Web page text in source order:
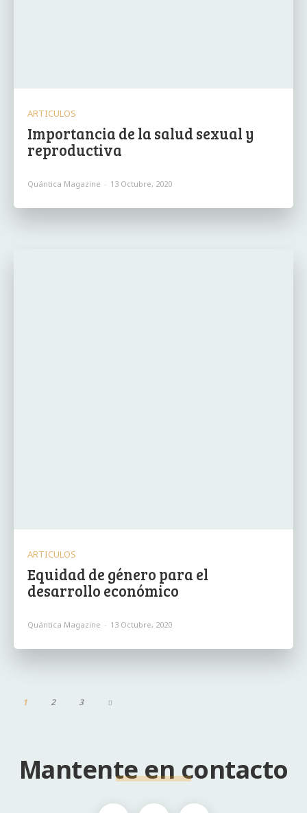
ARTICULOS
Importancia de la salud sexual y
reproductiva
Quántica Magazine - 13 Octubre, 2020
ARTICULOS
Equidad de género para el
desarrollo económico
Quántica Magazine - 13 Octubre, 2020
1 2 3
Mantente en contacto